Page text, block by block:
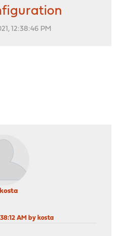
12:38:46 PM
kosta
AM by kosta